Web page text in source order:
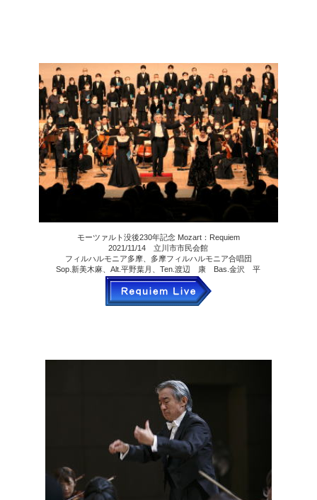
モーツァルト没後230年記念 Mozart：Requiem
2021/11/14 立川市市民会館
フィルハルモニア多摩、多摩フィルハルモニア合唱団
Sop.新美木麻、Alt.平野葉月、Ten.渡辺 康 Bas.金沢 平